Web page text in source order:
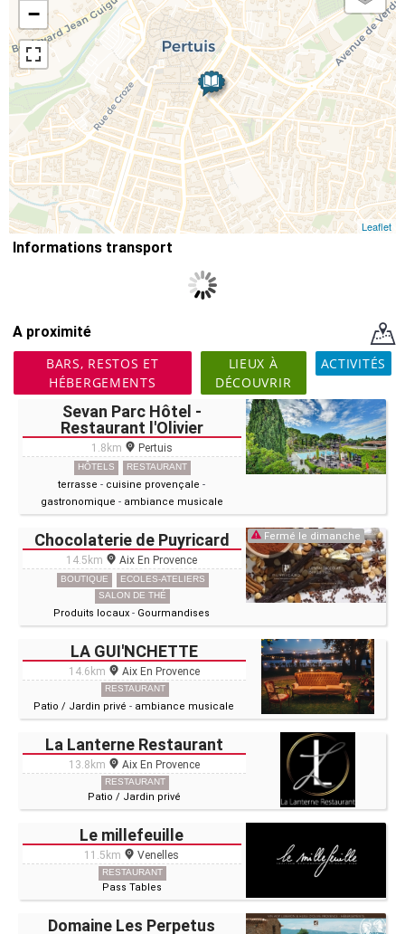
−
Leaflet
Informations transport
A proximité
BARS, RESTOS ET
HÉBERGEMENTS
LIEUX À
DÉCOUVRIR
ACTIVITÉS
Sevan Parc Hôtel -
Restaurant l'Olivier
1.8km Pertuis
HÔTELS RESTAURANT
terrasse - cuisine provençale -
gastronomique - ambiance musicale
Chocolaterie de Puyricard
14.5km Aix En Provence
BOUTIQUE
ECOLES-ATELIERS
SALON DE THÉ
Produits locaux - Gourmandises
Fermé le dimanche
LA GUI'NCHETTE
14.6km Aix En Provence
RESTAURANT
Patio / Jardin privé - ambiance musicale
La Lanterne Restaurant
13.8km Aix En Provence
RESTAURANT
Patio / Jardin privé
Le millefeuille
11.5km Venelles
RESTAURANT
Pass Tables
Domaine Les Perpetus